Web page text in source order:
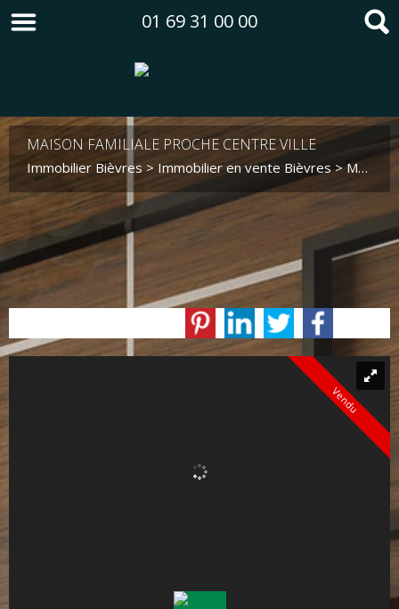
01 69 31 00 00
MAISON FAMILIALE PROCHE CENTRE VILLE
Immobilier Bièvres > Immobilier en vente Bièvres >Maison en vente Bièvres
Vendu